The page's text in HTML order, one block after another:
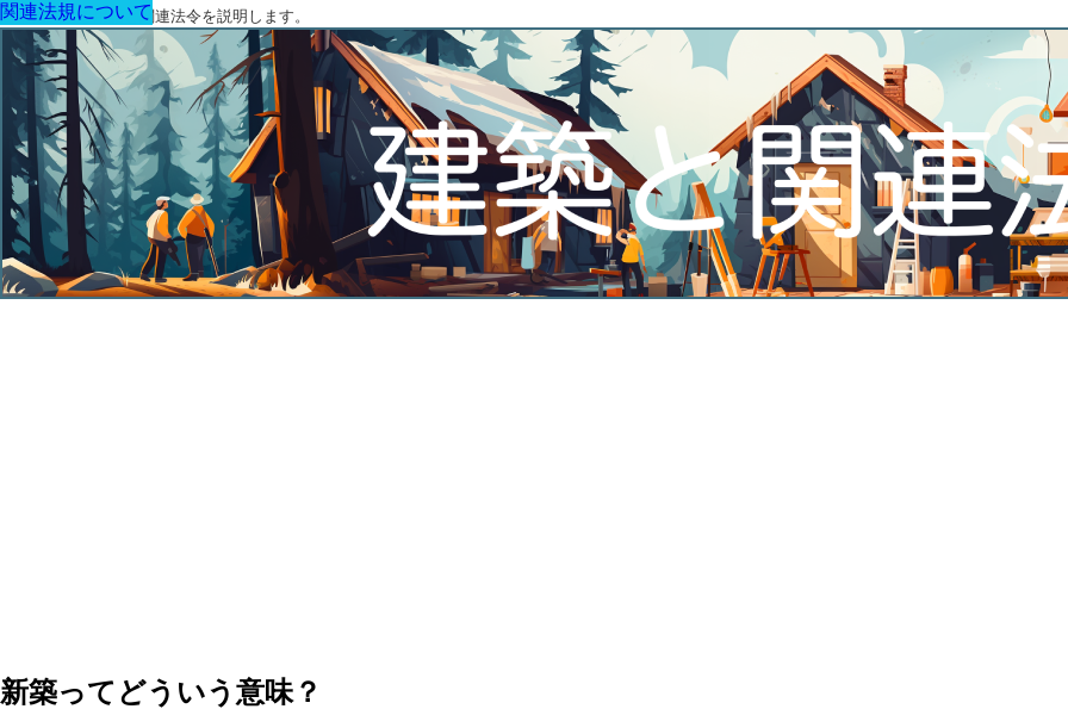
建築に関する用語と関連法令を説明します。
新築ってどういう意味？
関連法規について
関連法規について
関連法規について
関連法規について
関連法規について
関連法規について
関連法規について